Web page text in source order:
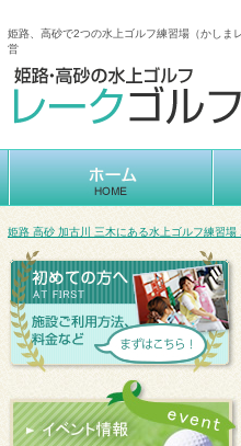
姫路、高砂で2つの水上ゴルフ練習場（かしま
営
姫路 高砂 加古川 三木にある水上ゴルフ練習場